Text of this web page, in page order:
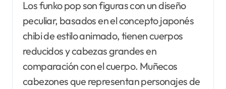
Los funko pop son figuras con un diseño
peculiar, basados en el concepto japonés
chibi de estilo animado, tienen cuerpos
reducidos y cabezas grandes en
comparación con el cuerpo. Muñecos
cabezones que representan personajes de